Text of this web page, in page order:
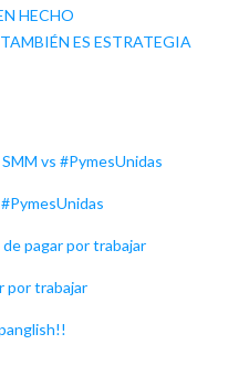
HECHO
ES ESTRATEGIA
vs #PymesUnidas
de pagar por trabajar
por trabajar